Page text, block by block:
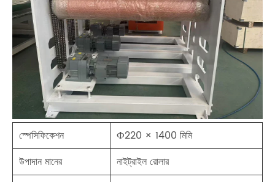
স্পেসিফিকেশন
Ф220 × 1400 মিমি
উপাদান মানের
নাইট্রাইল রোলার